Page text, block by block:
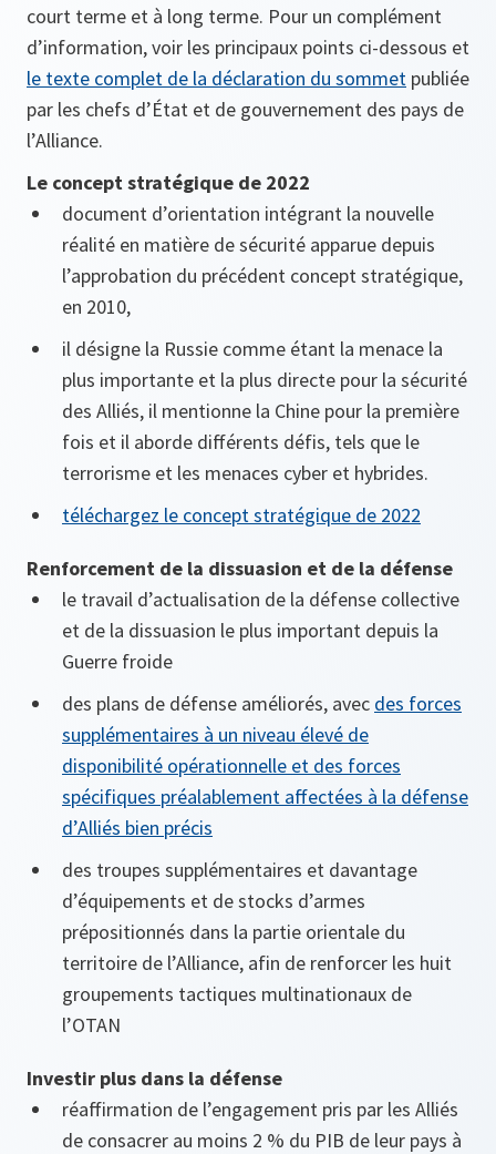
court terme et à long terme. Pour un complément
d’information, voir les principaux points ci-dessous et
le texte complet de la déclaration du sommet publiée
par les chefs d’État et de gouvernement des pays de
l’Alliance.
Le concept stratégique de 2022
document d’orientation intégrant la nouvelle
réalité en matière de sécurité apparue depuis
l’approbation du précédent concept stratégique,
en 2010,
il désigne la Russie comme étant la menace la
plus importante et la plus directe pour la sécurité
des Alliés, il mentionne la Chine pour la première
fois et il aborde différents défis, tels que le
terrorisme et les menaces cyber et hybrides.
téléchargez le concept stratégique de 2022
Renforcement de la dissuasion et de la défense
le travail d’actualisation de la défense collective
et de la dissuasion le plus important depuis la
Guerre froide
des plans de défense améliorés, avec des forces
supplémentaires à un niveau élevé de
disponibilité opérationnelle et des forces
spécifiques préalablement affectées à la défense
d’Alliés bien précis
des troupes supplémentaires et davantage
d’équipements et de stocks d’armes
prépositionnés dans la partie orientale du
territoire de l’Alliance, afin de renforcer les huit
groupements tactiques multinationaux de
l’OTAN
Investir plus dans la défense
réaffirmation de l’engagement pris par les Alliés
de consacrer au moins 2 % du PIB de leur pays à